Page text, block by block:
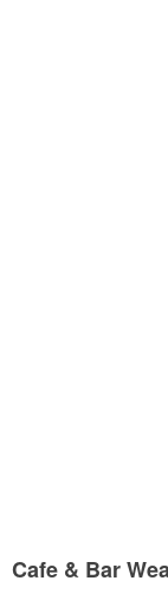
Cafe & Bar